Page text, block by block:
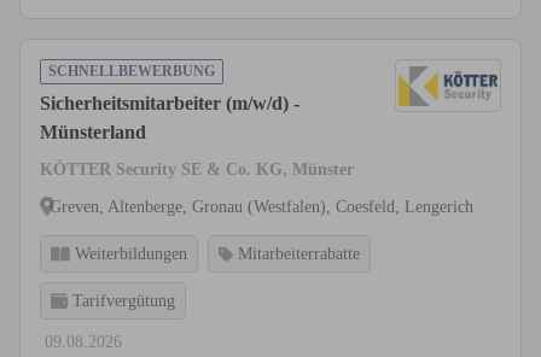
SCHNELLBEWERBUNG
Sicherheitsmitarbeiter (m/w/d) -
Münsterland
KÖTTER Security SE & Co. KG, Münster
Greven, Altenberge, Gronau (Westfalen), Coesfeld, Lengerich
Weiterbildungen Mitarbeiterrabatte
Tarifvergütung
09.08.2026